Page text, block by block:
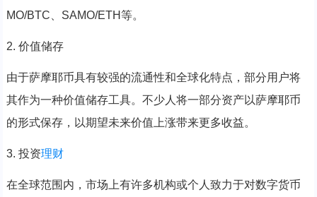
MO/BTC、SAMO/ETH等。
2. 价值储存
由于萨摩耶币具有较强的流通性和全球化特点，部分用户将
其作为一种价值储存工具。不少人将一部分资产以萨摩耶币
的形式保存，以期望未来价值上涨带来更多收益。
3. 投资理财
在全球范围内，市场上有许多机构或个人致力于对数字货币